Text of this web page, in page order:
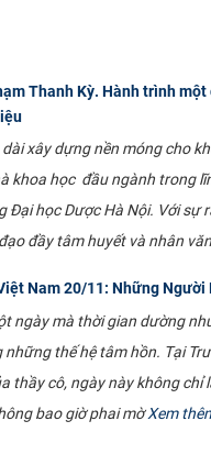
Thanh Kỳ. Hành trình
xây dựng nền móng cho
khoa học đầu ngành trong
Đại học Dược Hà Nội. Với
đầy tâm huyết và nhân
Nam 20/11: Những
ngày mà thời gian dường
thế hệ tâm hồn. Tại
thầy cô, ngày này không
bao giờ phai mờXem